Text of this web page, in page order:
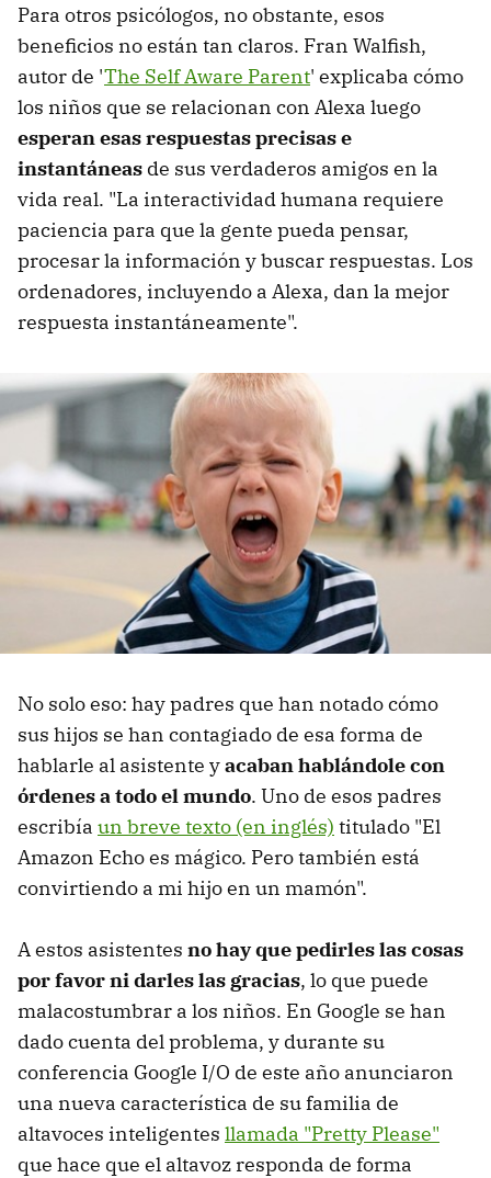
Para otros psicólogos, no obstante, esos
beneficios no están tan claros. Fran Walfish,
autor de 'The Self Aware Parent' explicaba cómo
los niños que se relacionan con Alexa luego
esperan esas respuestas precisas e
instantáneas de sus verdaderos amigos en la
vida real. "La interactividad humana requiere
paciencia para que la gente pueda pensar,
procesar la información y buscar respuestas. Los
ordenadores, incluyendo a Alexa, dan la mejor
respuesta instantáneamente".
No solo eso: hay padres que han notado cómo
sus hijos se han contagiado de esa forma de
hablarle al asistente yacaban hablándole con
órdenes a todo el mundo. Uno de esos padres
escribía un breve texto (en inglés) titulado "El
Amazon Echo es mágico. Pero también está
convirtiendo a mi hijo en un mamón".
A estos asistentes no hay que pedirles las cosas
por favor ni darles las gracias, lo que puede
malacostumbrar a los niños. En Google se han
dado cuenta del problema, y durante su
conferencia Google I/O de este año anunciaron
una nueva característica de su familia de
altavoces inteligentes llamada "Pretty Please"
que hace que el altavoz responda de forma